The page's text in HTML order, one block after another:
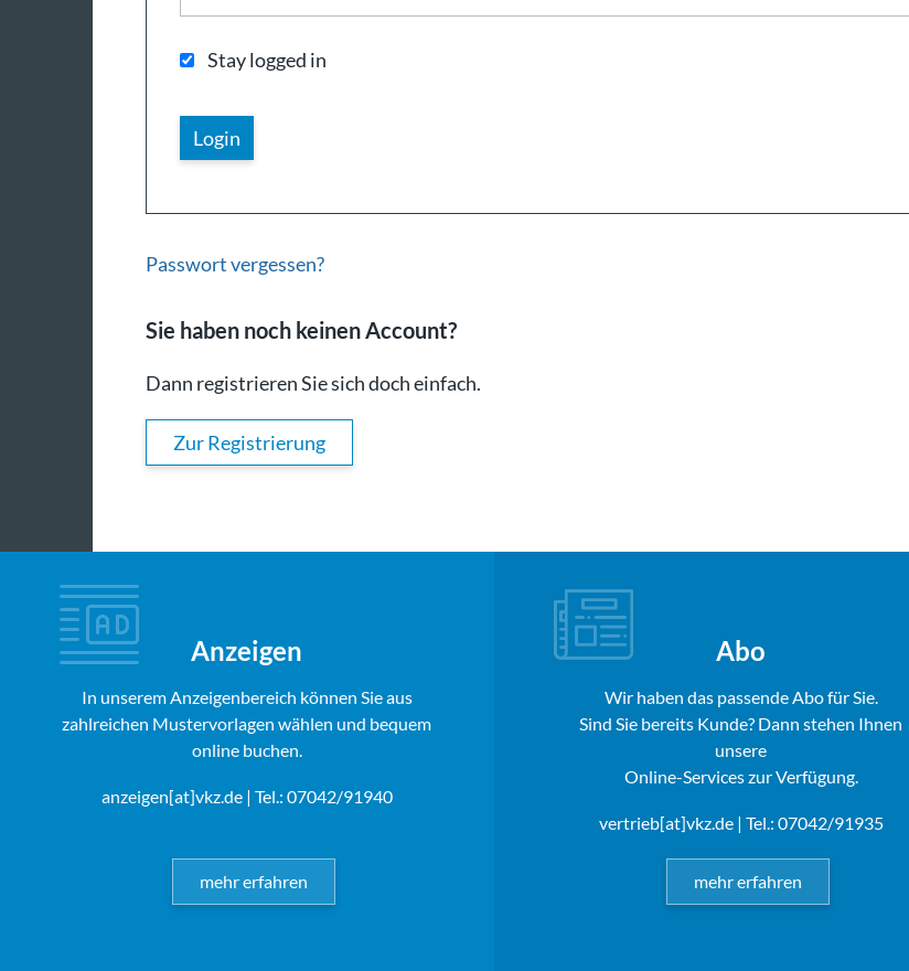
Stay logged in
Passwort vergessen?
Sie haben noch keinen Account?
Dann registrieren Sie sich doch einfach.
Zur Registrierung
Anzeigen
In unserem Anzeigenbereich können Sie aus
zahlreichen Mustervorlagen wählen und bequem
online buchen.
anzeigen[at]vkz.de| Tel.: 07042/91940
mehr erfahren
Abo
Wir haben das passende Abo für Sie.
Sind Sie bereits Kunde? Dann stehen Ihnen
unsere
Online-Services zur Verfügung.
vertrieb[at]vkz.de| Tel.: 07042/91935
mehr erfahren